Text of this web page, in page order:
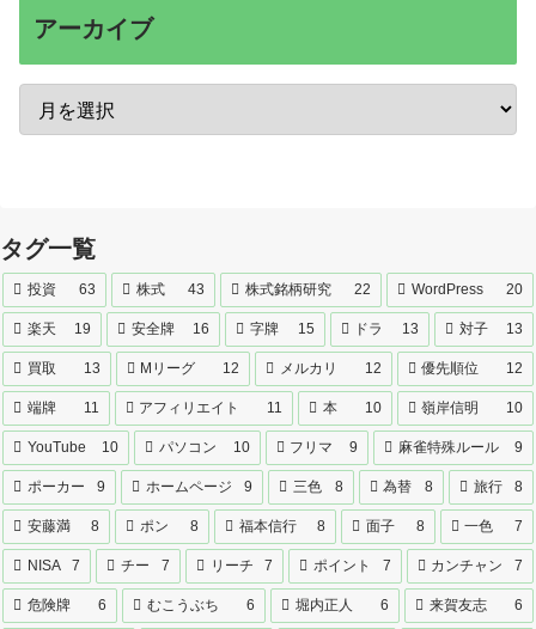
アーカイブ
タグ一覧
投資 63 株式 43 株式銘柄研究 22 WordPress 20
楽天 19 安全牌 16 字牌 15 ドラ 13 対子 13
買取 13 Mリーグ 12 メルカリ 12 優先順位 12
端牌 11 アフィリエイト 11 本 10 嶺岸信明 10
YouTube 10 パソコン 10 フリマ 9 麻雀特殊ルール 9
ポーカー 9 ホームページ 9 三色 8 為替 8 旅行 8
安藤満 8 ポン 8 福本信行 8 面子 8 一色 7
NISA 7 チー 7 リーチ 7 ポイント 7 カンチャン 7
危険牌 6 むこうぶち 6 堀内正人 6 来賀友志 6